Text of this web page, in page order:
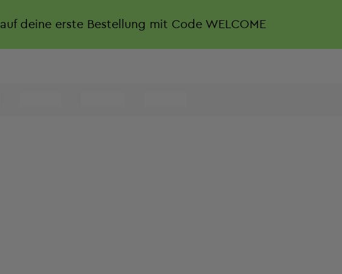
auf deine erste Bestellung mit Code WELCOME